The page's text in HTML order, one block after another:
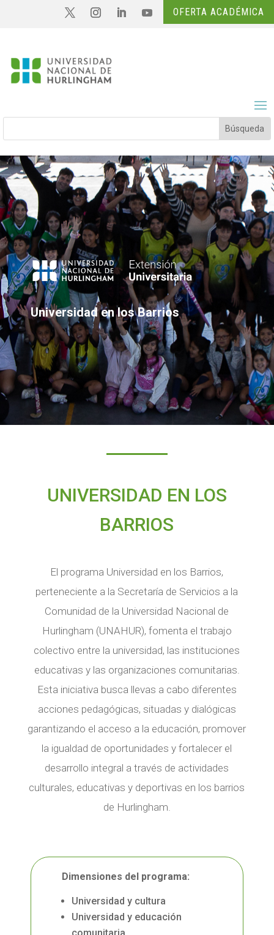
OFERTA ACADÉMICA
Universidad en los Barrios
UNIVERSIDAD EN LOS
BARRIOS
El programa Universidad en los Barrios,
perteneciente a la Secretaría de Servicios a la
Comunidad de la Universidad Nacional de
Hurlingham (UNAHUR), fomenta el trabajo
colectivo entre la universidad, las instituciones
educativas y las organizaciones comunitarias.
Esta iniciativa busca llevas a cabo diferentes
acciones pedagógicas, situadas y dialógicas
garantizando el acceso a la educación, promover
la igualdad de oportunidades y fortalecer el
desarrollo integral a través de actividades
culturales, educativas y deportivas en los barrios
de Hurlingham.
Dimensiones del programa:
Universidad y cultura
Universidad y educación